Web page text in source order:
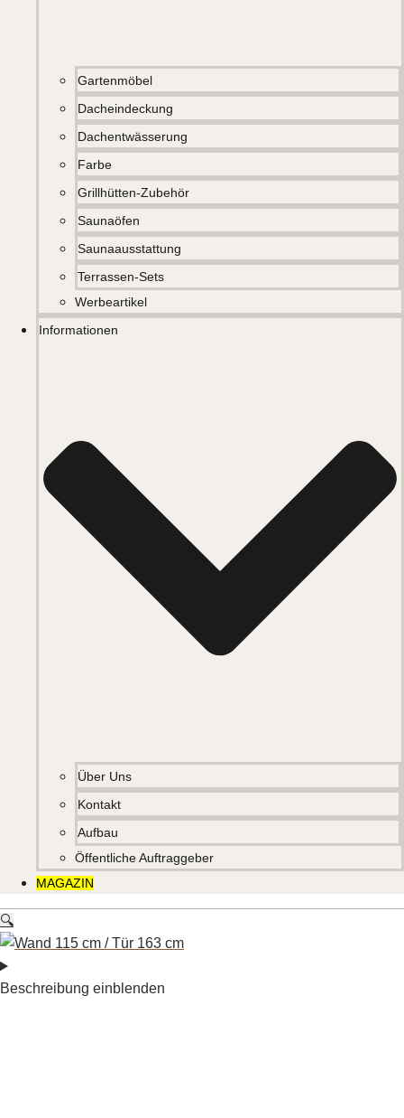
Gartenmöbel
Dacheindeckung
Dachentwässerung
Farbe
Grillhütten-Zubehör
Saunaöfen
Saunaausstattung
Terrassen-Sets
Werbeartikel
Informationen
Über Uns
Kontakt
Aufbau
Öffentliche Auftraggeber
MAGAZIN
🔍
Beschreibung einblenden